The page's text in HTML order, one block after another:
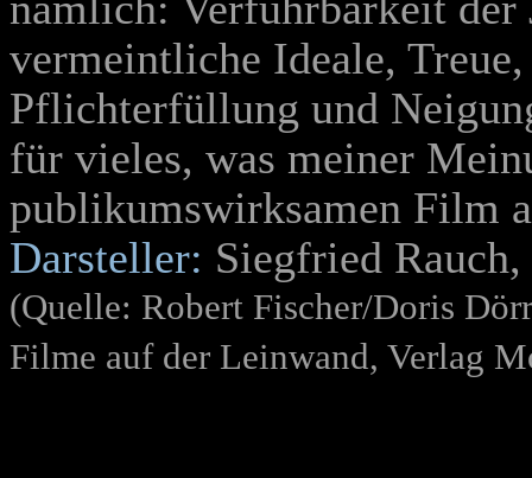
vermeintliche Ideale,
Pflichterfüllung und
für vieles, was meiner
publikumswirksamen Film
Darsteller: Siegfried
(Quelle: Robert Fischer/Doris
Filme auf der Leinwand, Verlag